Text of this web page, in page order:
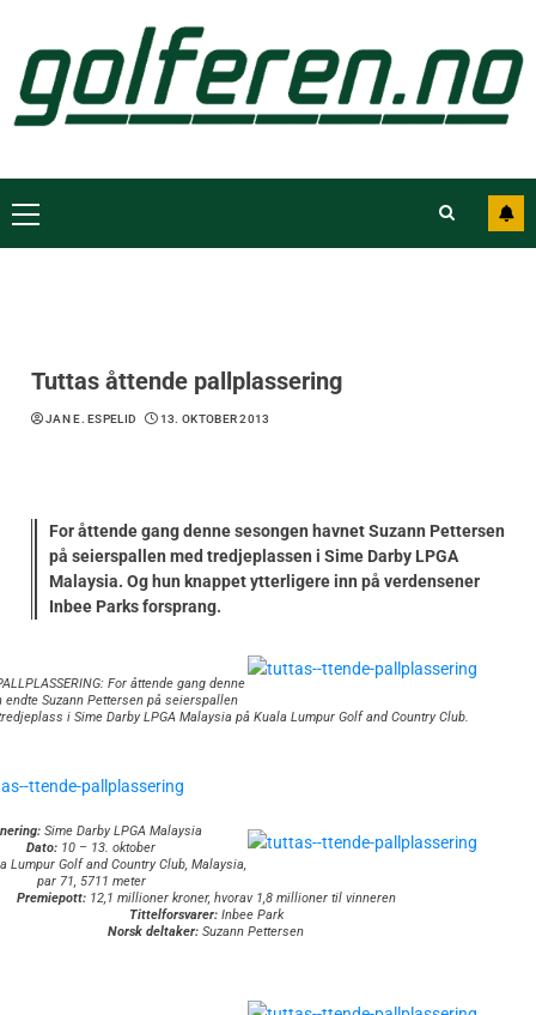
Tuttas åttende pallplassering
JAN E. ESPELID 13. OKTOBER 2013
For åttende gang denne sesongen havnet Suzann Pettersen
på seierspallen med tredjeplassen i Sime Darby LPGA
Malaysia. Og hun knappet ytterligere inn på verdensener
Inbee Parks forsprang.
For åttende gang denne
endte Suzann Pettersen på seierspallen
i Sime Darby LPGA Malaysia på Kuala Lumpur Golf and Country Club.
Sime Darby LPGA Malaysia
Dato: 10 – 13. oktober
Lumpur Golf and Country Club, Malaysia,
par 71, 5711 meter
Premiepott:12,1 millioner kroner, hvorav 1,8 millioner til vinneren
Tittelforsvarer:Inbee Park
Norsk deltaker: Suzann Pettersen